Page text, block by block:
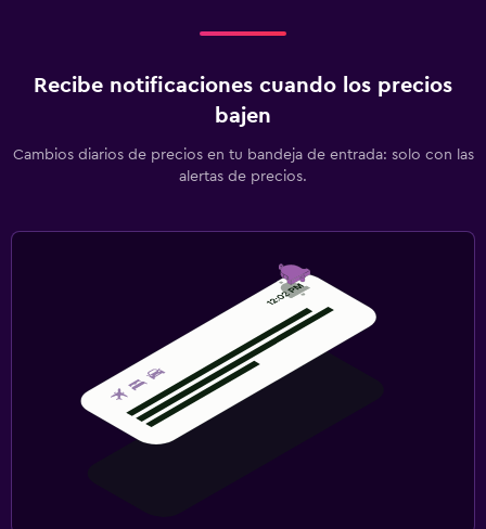
Recibe notificaciones cuando los precios
bajen
Cambios diarios de precios en tu bandeja de entrada: solo con las
alertas de precios.